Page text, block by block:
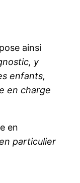
ainsi
y
enfants,
en charge
en
particulier